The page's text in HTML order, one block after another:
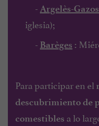
-Argelès-
iglesia);
- Barèges :
Para participar en el
descubrimiento de
comestibles a lo